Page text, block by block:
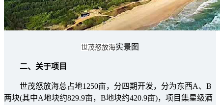
世茂怒放海实景图
二、关于项目
世茂怒放海总占地1250亩，分四期开发，分为东西A、B
两块(其中A地块约829.9亩，B地块约420.9亩)，项目集星级酒